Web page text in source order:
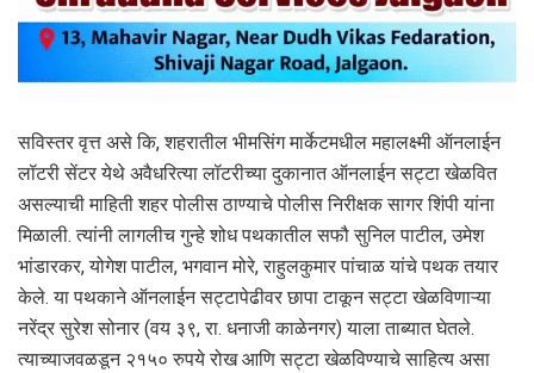
सविस्तर वृत्त असे कि, शहरातील भीमसिंग मार्केटमधील महालक्ष्मी ऑनलाईन
लॉटरी सेंटर येथे अवैधरित्या लॉटरीच्या दुकानात ऑनलाईन सट्टा खेळवित
असल्याची माहिती शहर पोलीस ठाण्याचे पोलीस निरीक्षक सागर शिंपी यांना
मिळाली. त्यांनी लागलीच गुन्हे शोध पथकातील सफौ सुनिल पाटील, उमेश
भांडारकर, योगेश पाटील, भगवान मोरे, राहुलकुमार पांचाळ यांचे पथक तयार
केले. या पथकाने ऑनलाईन सट्टापेढीवर छापा टाकून सट्टा खेळविणाऱ्या
नरेंद्र सुरेश सोनार (वय ३९, रा. धनाजी काळेनगर) याला ताब्यात घेतले.
त्याच्याजवळडून २१५० रुपये रोख आणि सट्टा खेळविण्याचे साहित्य असा